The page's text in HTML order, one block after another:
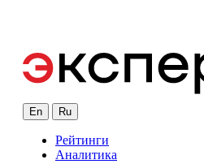
En Ru
Рейтинги
Аналитика